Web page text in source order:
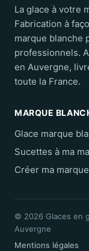
La glace à votre
Fabrication à
marque blanche
professionnels.
en Auvergne,
toute la France.
MARQUE
Glace marque
Sucettes à ma
Créer ma marque
© 2026 Glaces en
Auvergne
Mentions légales